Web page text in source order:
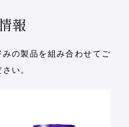
報
の製品を組み合わせてご
い。